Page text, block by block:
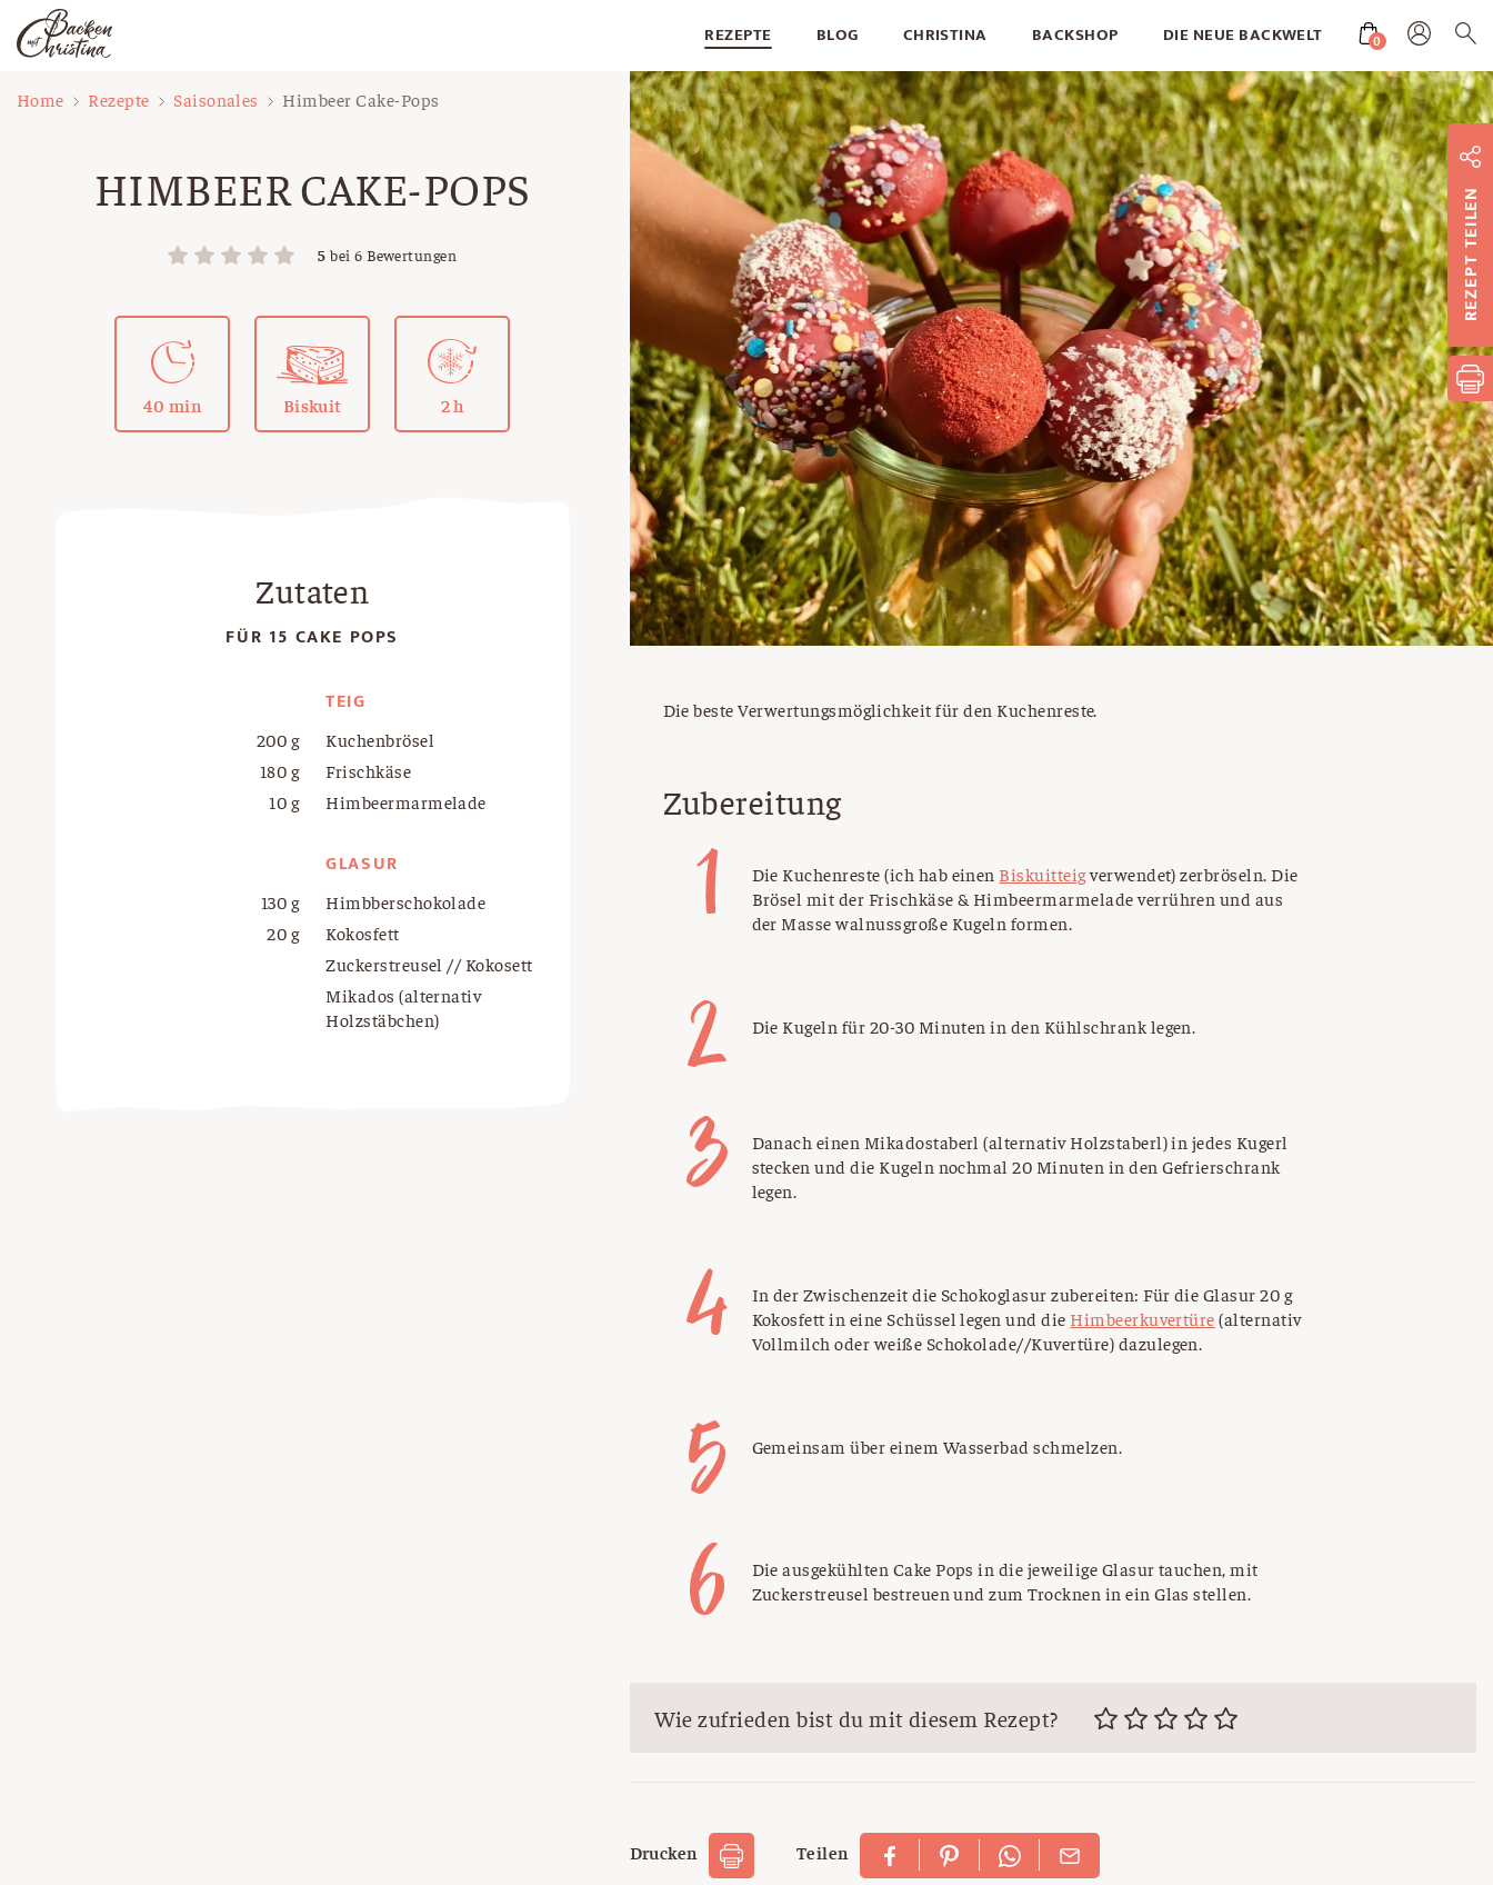
Inhalt
REZEPTE BLOG CHRISTINA BACKSHOP DIE NEUE BACKWELT 0
Home Rezepte Saisonales Himbeer Cake-Pops
HIMBEER CAKE-POPS
5 bei6 Bewertungen
40 min Biskuit 2 h
Zutaten
FÜR 15 CAKE POPS
TEIG
200 g
Kuchenbrösel
180 g
Frischkäse
10 g
Himbeermarmelade
GLASUR
130 g
Himbberschokolade
20 g
Kokosfett
Zuckerstreusel // Kokosett
Mikados (alternativ
Holzstäbchen)
Die beste Verwertungsmöglichkeit für den Kuchenreste.
Zubereitung
Die Kuchenreste (ich hab einen Biskuitteigverwendet) zerbröseln. Die
Brösel mit der Frischkäse & Himbeermarmelade verrühren und aus
der Masse walnussgroße Kugeln formen.
Die Kugeln für 20-30 Minuten in den Kühlschrank legen.
Danach einen Mikadostaberl (alternativ Holzstaberl) in jedes Kugerl
stecken und die Kugeln nochmal 20 Minuten in den Gefrierschrank
legen.
In der Zwischenzeit die Schokoglasur zubereiten: Für die Glasur 20 g
Kokosfett in eine Schüssel legen und die Himbeerkuvertüre (alternativ
Vollmilch oder weiße Schokolade//Kuvertüre) dazulegen.
Gemeinsam über einem Wasserbad schmelzen.
Die ausgekühlten Cake Pops in die jeweilige Glasur tauchen, mit
Zuckerstreusel bestreuen und zum Trocknen in ein Glas stellen.
Wie zufrieden bist du mit diesem Rezept?
Drucken Teilen
REZEPT TEILEN